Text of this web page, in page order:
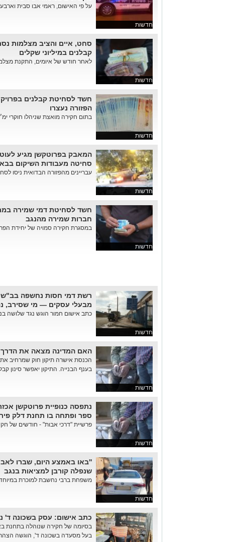
חדשות
על פי האישום, ראמי אבו סבית וארבעה
חדשות
סחט, איים והציב מצלמות
קבלנים במיליוני שקלים
לאחר חודש של איומים, התקנת
חדשות
חשד לסחיטת קבלנים
הפזורה נעצרו
בתום חקירה מואצת שניהלו חוקרי
חדשות
המאבק בפרוטקשן מגיע
סחיטה מעבודות השיקום
עבריינים מהפזורה הבדואית ניסו
חדשות
חשד לסחיטת דמי שמירה
חברות שמירה מהנגב
במסגרת חקירה סמויה של יחידת הפרוטקשן
חדשות
רשת דמי חסות נחשפה בב"ש:
מבעלי עסקים — מי שסירב,
כתב אישום חמור הוגש נגד שלושה
חדשות
האם המדינה מצאה את הדרך
הכנסת אישרה תיקון חוק שמרחיב
בענף הבנייה. התיקון יאפשר סינון
חדשות
נתפסה כנופיית פרוטקשן
ספר ופתחה בו תחנת דלק
פרשיית "דרכי אבות" - חודשים של
חדשות
''באו באמצע היום, שברו
שנפלה קורבן למציאות בנגב
משפחת ברבי נחשבת למוכרת
כתב אישום: עסק בשכונה ד'
בסיומה של חקירה שנוהלה בתחנת
בעל מסעדה בשכונה ד', הוגשה